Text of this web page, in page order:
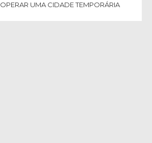
OPERAR UMA CIDADE TEMPORÁRIA